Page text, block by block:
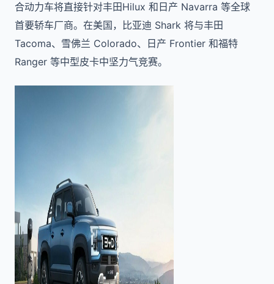
合动力车将直接针对丰田Hilux 和日产 Navarra 等全球
首要轿车厂商。在美国，比亚迪 Shark 将与丰田
Tacoma、雪佛兰 Colorado、日产 Frontier 和福特
Ranger 等中型皮卡中坚力气竞赛。